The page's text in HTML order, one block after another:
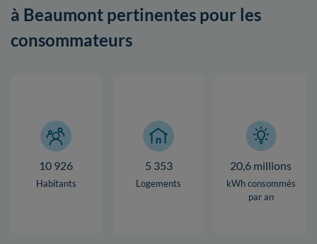
à Beaumont pertinentes pour les
consommateurs
10 926
Habitants
5 353
Logements
20,6 millions
kWh consommés
par an